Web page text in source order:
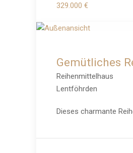
329.000 €
Gemütliches
Reihenmittelhaus
Lentföhrden
Dieses charmante